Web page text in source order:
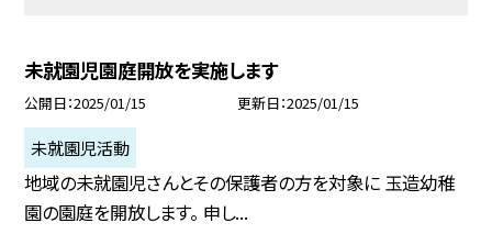
未就園児園庭開放を実施します
公開日 2025/01/15 更新日 2025/01/15
未就園児活動
地域の未就園児さんとその保護者の方を対象に 玉造幼稚
園の園庭を開放します。 申し...